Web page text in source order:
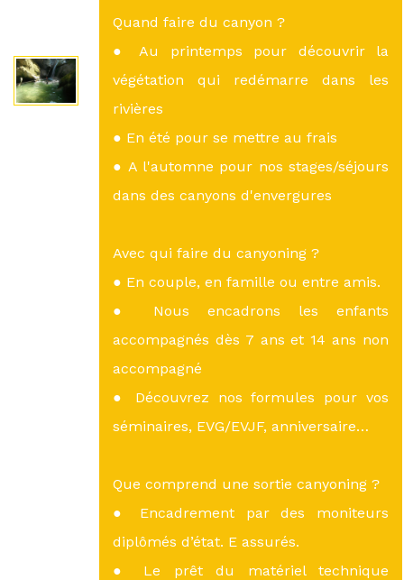
Quand faire du canyon ?
● Au printemps pour découvrir la
végétation qui redémarre dans les
rivières
● En été pour se mettre au frais
● A l'automne pour nos stages/séjours
dans des canyons d'envergures
Avec qui faire du canyoning ?
● En couple, en famille ou entre amis.
● Nous encadrons les enfants
accompagnés dès 7 ans et 14 ans non
accompagné
● Découvrez nos formules pour vos
séminaires, EVG/EVJF, anniversaire…
Que comprend une sortie canyoning ?
● Encadrement par des moniteurs
diplômés d’état. E assurés.
● Le prêt du matériel technique